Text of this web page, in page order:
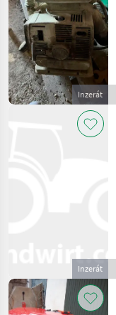
Inzerát
Inzerát